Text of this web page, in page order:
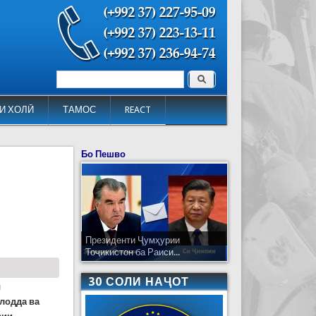
ХОЛӢ ТАМОС REACT
Форма поиска Поиск
ва
Бо Пешво
Президенти Ҷумҳурии
Тоҷикистон ба Раиси...
30 СОЛИ НАҶОТ